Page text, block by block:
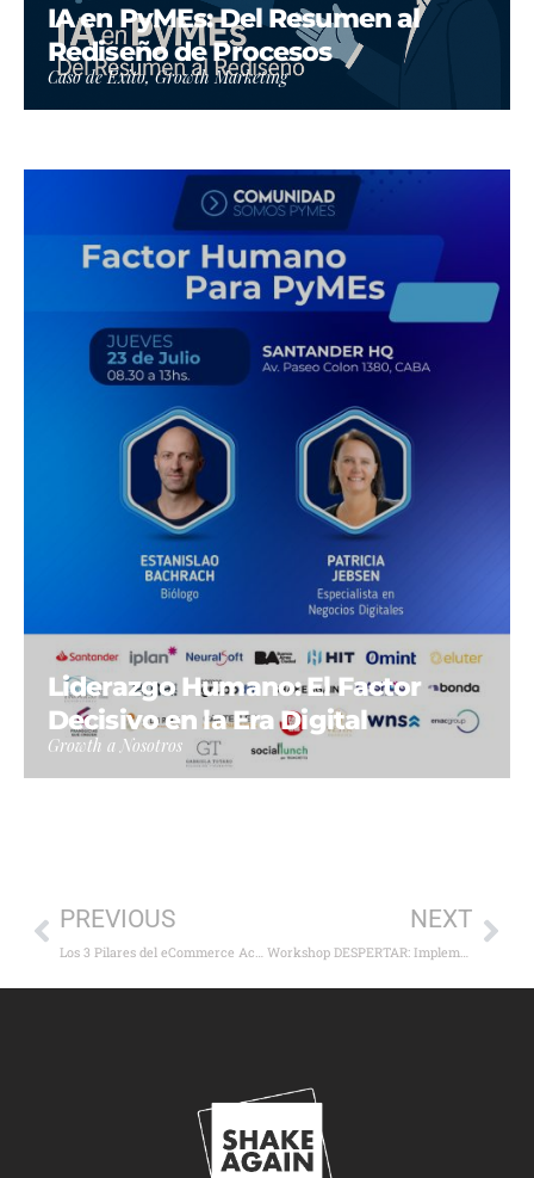
IA en PyMEs: Del Resumen al
Rediseño de Procesos
Caso de Éxito, Growth Marketing
Liderazgo Humano: El Factor
Decisivo en la Era Digital
Growth a Nosotros
PREVIOUS NEXT